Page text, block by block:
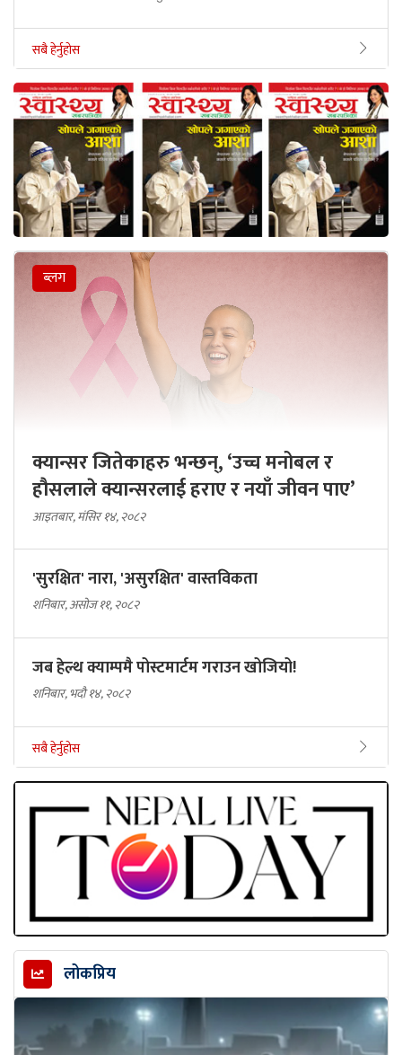
सबै हेर्नुहोस
ब्लग
क्यान्सर जितेकाहरु भन्छन्, ‘उच्च मनोबल र
हौसलाले क्यान्सरलाई हराए र नयाँ जीवन पाए’
आइतबार, मंसिर १४, २०८२
'सुरक्षित' नारा, 'असुरक्षित' वास्तविकता
शनिबार, असोज ११, २०८२
जब हेल्थ क्याम्पमै पोस्टमार्टम गराउन खोजियो!
शनिबार, भदौ १४, २०८२
सबै हेर्नुहोस
लोकप्रिय